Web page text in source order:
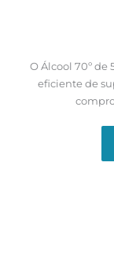
O Álcool 70º de
eficiente de